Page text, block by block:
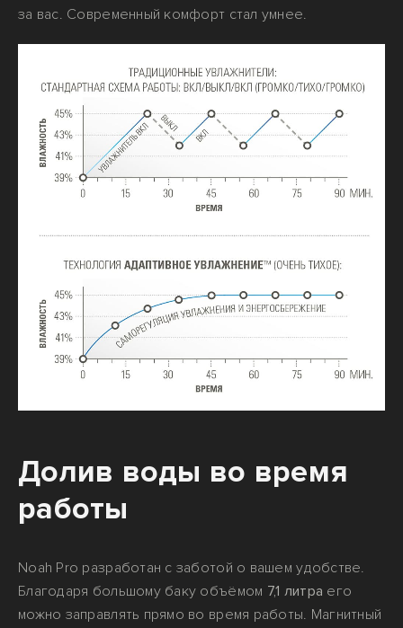
за вас. Современный комфорт стал умнее.
Долив воды во время
работы
Noah Pro разработан с заботой о вашем удобстве.
Благодаря большому баку объёмом 7,1 литра его
можно заправлять прямо во время работы. Магнитный